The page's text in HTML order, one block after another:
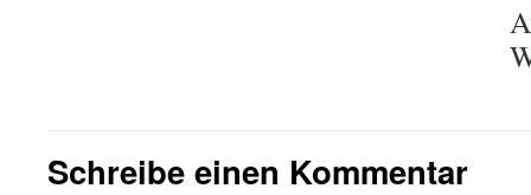
Schreibe einen Kommentar